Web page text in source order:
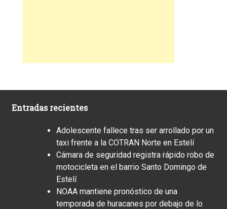
Entradas recientes
Adolescente fallece tras ser arrollado por un
taxi frente a la COTRAN Norte en Estelí
Cámara de seguridad registra rápido robo de
motocicleta en el barrio Santo Domingo de
Estelí
NOAA mantiene pronóstico de una
temporada de huracanes por debajo de lo